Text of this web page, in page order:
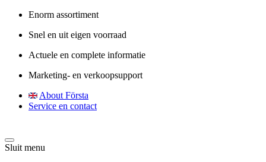
Enorm assortiment
Snel en uit eigen voorraad
Actuele en complete informatie
Marketing- en verkoopsupport
About Första
Service en contact
Sluit menu